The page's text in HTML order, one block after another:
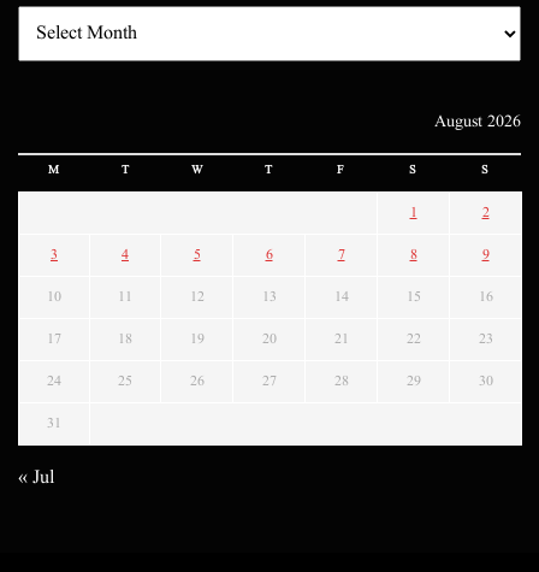
August 2026
M T W T F S S
1 2
3 4 5 6 7 8 9
10 11 12 13 14 15 16
17 18 19 20 21 22 23
24 25 26 27 28 29 30
31
« Jul